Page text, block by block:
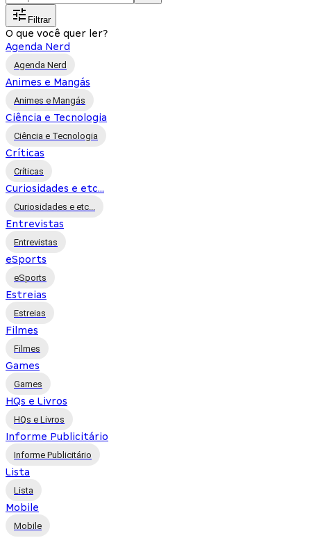
Filtrar
O que você quer ler?
Agenda Nerd
Agenda Nerd
Animes e Mangás
Animes e Mangás
Ciência e Tecnologia
Ciência e Tecnologia
Críticas
Críticas
Curiosidades e etc...
Curiosidades e etc...
Entrevistas
Entrevistas
eSports
eSports
Estreias
Estreias
Filmes
Filmes
Games
Games
HQs e Livros
HQs e Livros
Informe Publicitário
Informe Publicitário
Lista
Lista
Mobile
Mobile